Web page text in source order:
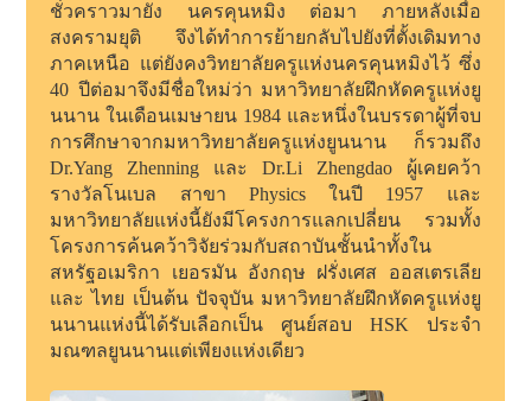
ชั่วคราวมายัง นครคุนหมิง ต่อมา ภายหลังเมื่อ
สงครามยุติ จึงได้ทำการย้ายกลับไปยังที่ตั้งเดิมทาง
ภาคเหนือ แต่ยังคงวิทยาลัยครูแห่งนครคุนหมิงไว้ ซึ่ง
40 ปีต่อมาจึงมีชื่อใหม่ว่า มหาวิทยาลัยฝึกหัดครูแห่งยู
นนาน ในเดือนเมษายน 1984 และหนึ่งในบรรดาผู้ที่จบ
การศึกษาจากมหาวิทยาลัยครูแห่งยูนนาน ก็รวมถึง
Dr.Yang Zhenning และ Dr.Li Zhengdao ผู้เคยคว้า
รางวัลโนเบล สาขา Physics ในปี 1957 และ
มหาวิทยาลัยแห่งนี้ยังมีโครงการแลกเปลี่ยน รวมทั้ง
โครงการค้นคว้าวิจัยร่วมกับสถาบันชั้นนำทั้งใน
สหรัฐอเมริกา เยอรมัน อังกฤษ ฝรั่งเศส ออสเตรเลีย
และ ไทย เป็นต้น ปัจจุบัน มหาวิทยาลัยฝึกหัดครูแห่งยู
นนานแห่งนี้ได้รับเลือกเป็น ศูนย์สอบ HSK ประจำ
มณฑลยูนนานแต่เพียงแห่งเดียว